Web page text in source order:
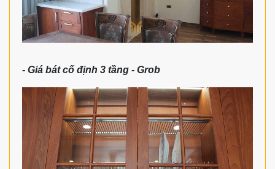
- Giá bát cố định 3 tầng - Grob